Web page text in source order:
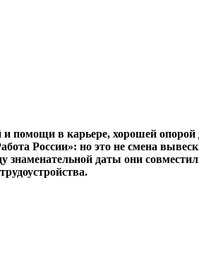
помощи в карьере, хорошей опорой
России»: но это не смена
знаменательной даты они